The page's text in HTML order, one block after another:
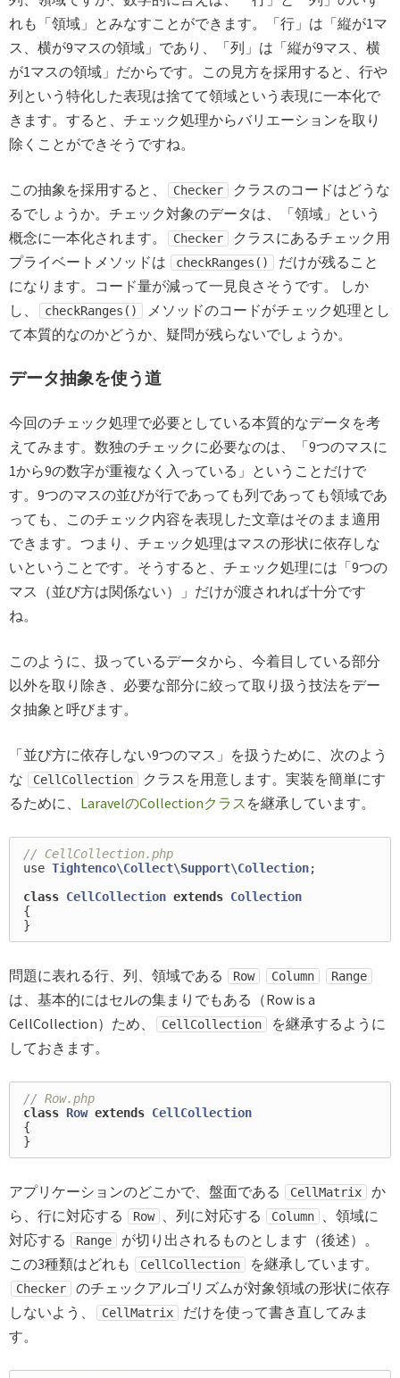
れも「領域」とみなすことができます。「行」は「縦が1マ
ス、横が9マスの領域」であり、「列」は「縦が9マス、横
が1マスの領域」だからです。この見方を採用すると、行や
列という特化した表現は捨てて領域という表現に一本化で
きます。すると、チェック処理からバリエーションを取り
除くことができそうですね。
この抽象を採用すると、 Checker
クラスのコードはどうな
るでしょうか。チェック対象のデータは、「領域」という
概念に一本化されます。
Checker
クラスにあるチェック用
プライベートメソッドは
checkRanges()
だけが残ること
になります。コード量が減って一見良さそうです。 しか
し、
checkRanges()
メソッドのコードがチェック処理とし
て本質的なのかどうか、疑問が残らないでしょうか。
データ抽象を使う道
今回のチェック処理で必要としている本質的なデータを考
えてみます。数独のチェックに必要なのは、「9つのマスに
1から9の数字が重複なく入っている」ということだけで
す。9つのマスの並びが行であっても列であっても領域であ
っても、このチェック内容を表現した文章はそのまま適用
できます。つまり、チェック処理はマスの形状に依存しな
いということです。そうすると、チェック処理には「9つの
マス（並び方は関係ない）」だけが渡されれば十分です
ね。
このように、扱っているデータから、今着目している部分
以外を取り除き、必要な部分に絞って取り扱う技法をデー
タ抽象と呼びます。
「並び方に依存しない9つのマス」を扱うために、次のよう
な
CellCollection
クラスを用意します。実装を簡単にす
るために、 LaravelのCollectionクラス を継承しています。
// CellCollection.php
use Tightenco\Collect\Support\Collection;
class CellCollection extends Collection
{
}
問題に表れる行、列、領域である Row Column Range
は、基本的にはセルの集まりでもある（Row is a
CellCollection）ため、
CellCollection
を継承するように
しておきます。
// Row.php
class Row extends CellCollection
{
}
アプリケーションのどこかで、盤面である CellMatrix
か
ら、行に対応する
Row 、列に対応する Column
、領域に
対応する
Range
が切り出されるものとします（後述）。
この3種類はどれも
CellCollection を継承しています。
Checker
のチェックアルゴリズムが対象領域の形状に依存
しないよう、
CellMatrix
だけを使って書き直してみま
す。